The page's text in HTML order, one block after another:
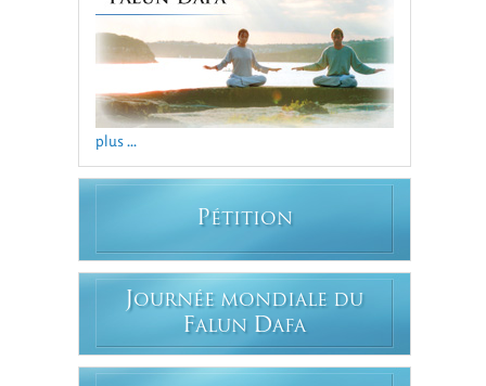
plus ...
PÉTITION
JOURNÉE MONDIALE DU
FALUN DAFA